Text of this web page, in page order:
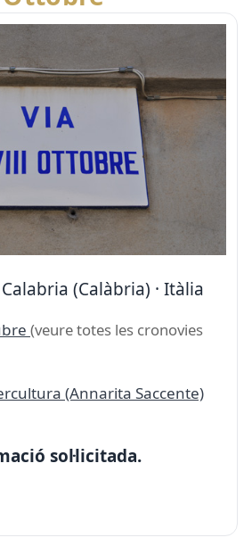
(Calàbria) · Itàlia
(veure totes les cronovies
(Annarita Saccente)
sol·licitada.